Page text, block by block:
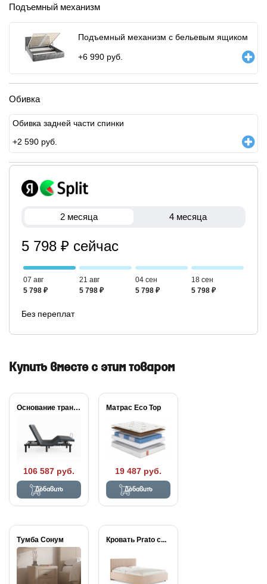
Подъемный механизм
Подъемный механизм с бельевым ящиком
+6 990 руб.
Обивка
Обивка задней части спинки
+2 590 руб.
2 месяца 4 месяца
5 798 ₽ сейчас
07 авг
5 798 ₽
21 авг
5 798 ₽
04 сен
5 798 ₽
18 сен
5 798 ₽
Без переплат
Купить вместе с этим товаром
Основание трансформируемое Aquarius
106 587 руб.
Добавить
Матрас Eco Top
19 487 руб.
Добавить
Тумба Сонум Кровать Prato с...